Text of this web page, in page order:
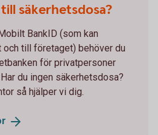
säkerhetsdosa?
BankID (som kan
och till företaget) behöver du
för privatpersoner
du ingen säkerhetsdosa?
så hjälper vi dig.